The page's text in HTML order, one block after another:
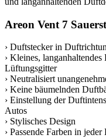
Areon Vent 7
› Duftstecker in
› Kleines,
Lüftungsgitter
› Neutralisiert
› Keine bäumelnden
› Einstellung der
Autos
› Stylisches Design
› Passende Farben in